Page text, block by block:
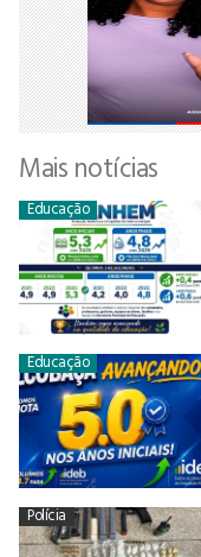
Mais notícias
Educação
Educação
Polícia